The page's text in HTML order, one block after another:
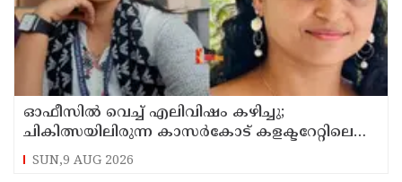
ഓഫീസില്‍ വെച്ച് എലിവിഷം കഴിച്ചു;
ചികിത്സയിലിരുന്ന കാസര്‍കോട് കളക്ടറേറ്റിലെ
സീനിയര്‍ ക്ലര്‍ക്ക് മരിച്ചു
SUN,9 AUG 2026